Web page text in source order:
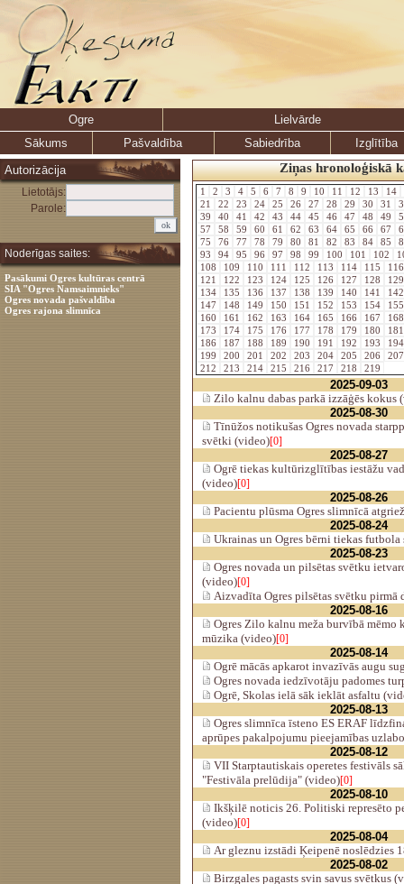
Ogre
Lielvārde
Sākums
Pašvaldība Sabiedrība
Izglītība
Autorizācija
Lietotājs:
Parole:
Noderīgas saites:
Pasākumi Ogres kultūras centrā
SIA "Ogres Namsaimnieks"
Ogres novada pašvaldība
Ogres rajona slimnīca
Ziņas hronoloģiskā
1 2 3 4 5 6 7 8 9 10 11 12 13 14
21
22 23 24 25 26 27 28 29 30 31
39
40 41 42 43 44 45 46 47 48 49
57
58 59 60 61 62 63 64 65 66 67
75
76 77 78 79 80 81 82 83 84 85
93
94 95 96 97 98 99 100 101 102
108
109 110 111 112 113 114 115
121
122 123 124 125 126 127 128
134
135 136 137 138 139 140 141
147
148 149 150 151 152 153 154
160
161 162 163 164 165 166 167
173
174 175 176 177 178 179 180
186
187 188 189 190 191 192 193
199
200 201 202 203 204 205 206
212
213 214 215 216 217 218 219
2025-09-03
Zilo kalnu dabas parkā izzāģēs kokus
2025-08-30
Tīnūžos notikušas Ogres novada
svētki (video)[0]
2025-08-27
Ogrē tiekas kultūrizglītības iestāžu
(video)[0]
2025-08-26
Pacientu plūsma Ogres slimnīcā
2025-08-24
Ukrainas un Ogres bērni tiekas futbola
2025-08-23
Ogres novada un pilsētas svētku
(video)[0]
Aizvadīta Ogres pilsētas svētku pirmā
2025-08-16
Ogres Zilo kalnu meža burvībā mēmo
mūzika (video)[0]
2025-08-14
Ogrē mācās apkarot invazīvās augu
Ogres novada iedzīvotāju padomes
Ogrē, Skolas ielā sāk ieklāt asfaltu
2025-08-13
Ogres slimnīca īsteno ES ERAF
aprūpes pakalpojumu pieejamības
2025-08-12
VII Starptautiskais operetes festivāls
"Festivāla prelūdija" (video)[0]
2025-08-10
Ikšķilē noticis 26. Politiski represēto
(video)[0]
2025-08-04
Ar gleznu izstādi Ķeipenē noslēdzies
2025-08-02
Birzgales pagasts svin savus svētkus